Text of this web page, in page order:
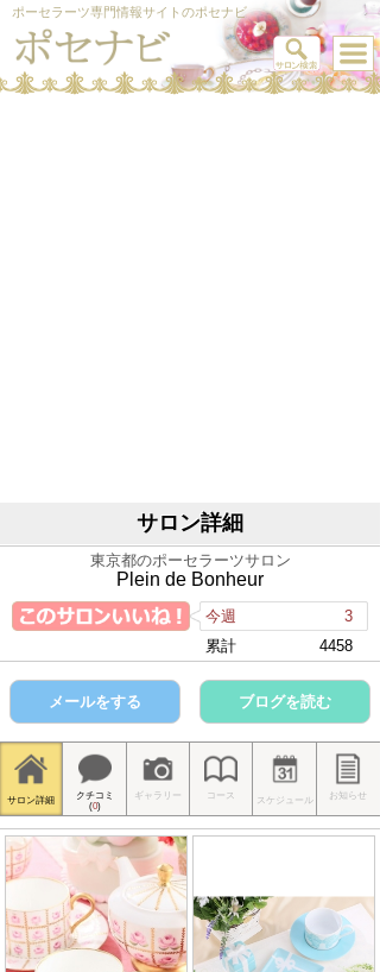
ポーセラーツ専門情報サイトのポセナビ
サロン詳細
東京都のポーセラーツサロン
Plein de Bonheur
今週
3
累計
4458
メールをする ブログを読む
サロン詳細
クチコミ
(0)
ギャラリー コース スケジュール お知らせ